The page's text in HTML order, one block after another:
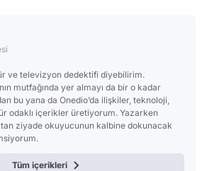
ve televizyon dedektifi diyebilirim.
mutfağında yer almayı da bir o kadar
bu yana da Onedio’da ilişkiler, teknoloji,
odaklı içerikler üretiyorum. Yazarken
ziyade okuyucunun kalbine dokunacak
Tüm içerikleri